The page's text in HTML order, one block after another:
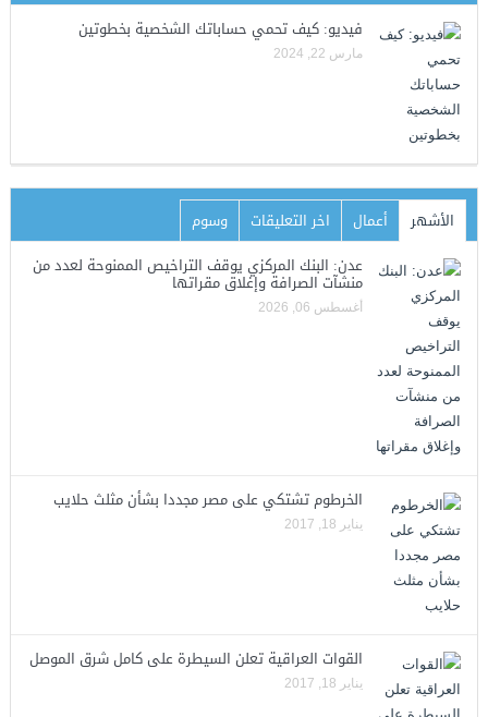
فيديو: كيف تحمي حساباتك الشخصية بخطوتين
مارس 22, 2024
الأشهر أعمال اخر التعليقات
وسوم
عدن: البنك المركزي يوقف التراخيص الممنوحة لعدد من
منشآت الصرافة وإغلاق مقراتها
أغسطس 06, 2026
الخرطوم تشتكي على مصر مجددا بشأن مثلث حلايب
يناير 18, 2017
القوات العراقية تعلن السيطرة على كامل شرق الموصل
يناير 18, 2017